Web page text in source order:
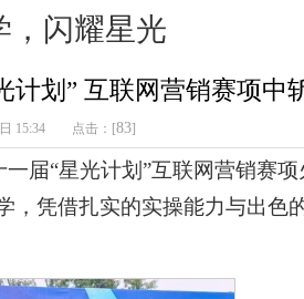
，闪耀星光
划” 互联网营销赛项中
日 15:34 点击：[83]
届“星光计划”互联网营销赛
凭借扎实的实操能力与出色